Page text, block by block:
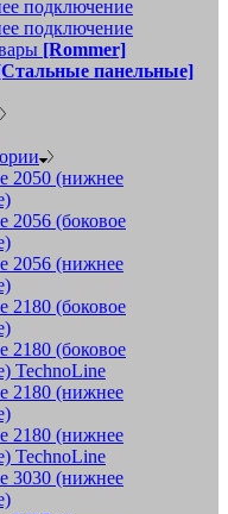
подключение
подключение
[Rommer]
панельные]
2050 (нижнее
2056 (боковое
2056 (нижнее
2180 (боковое
2180 (боковое
TechnoLine
2180 (нижнее
2180 (нижнее
TechnoLine
3030 (нижнее